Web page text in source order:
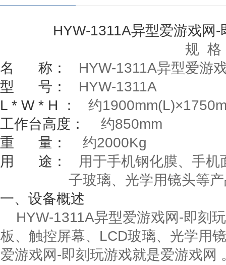
HYW-1311A异型爱游戏网-
规
名
称： HYW-1311A异型爱游
型
号：
HYW-1311A
L * W * H
： 约1900mm(L)×
工作台高度：
约850mm
重
量： 约2000Kg
用
途：
用于手机钢化膜、手机
子玻璃、光学用镜头等
一、设备概述
HYW-1311A异型爱游戏网-即刻
板、触控屏幕、LCD玻璃、光学用
爱游戏网-即刻玩游戏就是爱游戏网